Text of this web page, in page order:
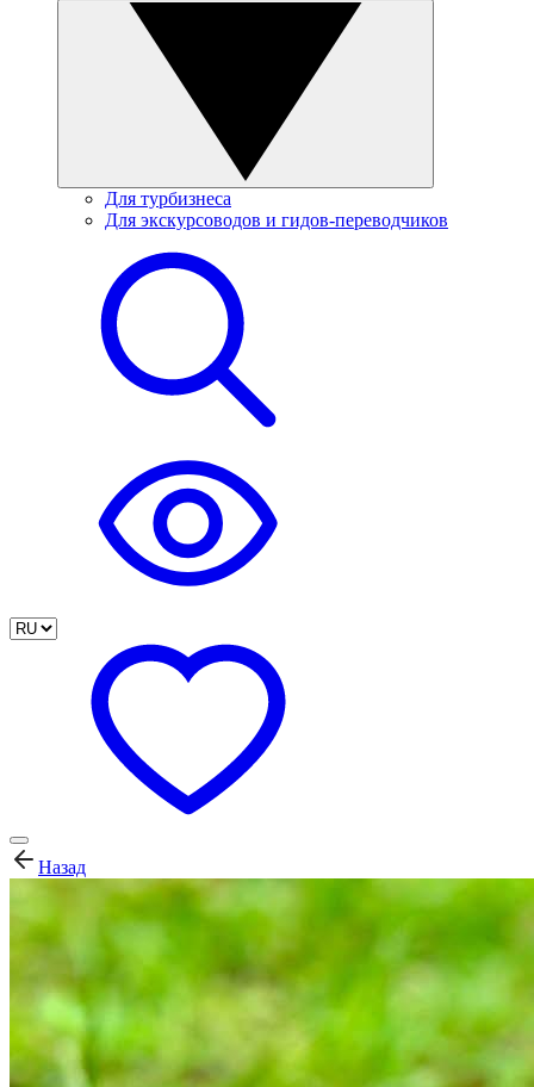
Для турбизнеса
Для экскурсоводов и гидов-переводчиков
Назад